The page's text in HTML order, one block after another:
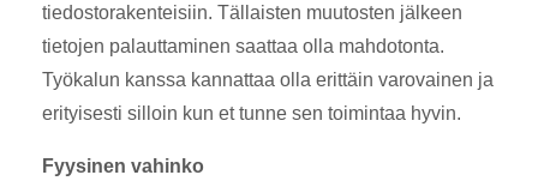
tiedostorakenteisiin. Tällaisten muutosten jälkeen
tietojen palauttaminen saattaa olla mahdotonta.
Työkalun kanssa kannattaa olla erittäin varovainen ja
erityisesti silloin kun et tunne sen toimintaa hyvin.
Fyysinen vahinko